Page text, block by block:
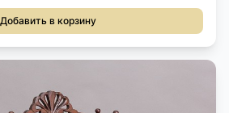
Добавить в корзину